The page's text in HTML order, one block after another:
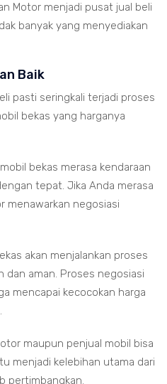
Motor menjadi pusat jual beli
banyak yang menyediakan
Baik
pasti seringkali terjadi proses
bekas yang harganya
bekas merasa kendaraan
tepat. Jika Anda merasa
menawarkan negosiasi
akan menjalankan proses
dan aman. Proses negosiasi
mencapai kecocokan harga
maupun penjual mobil bisa
menjadi kelebihan utama dari
pertimbangkan.